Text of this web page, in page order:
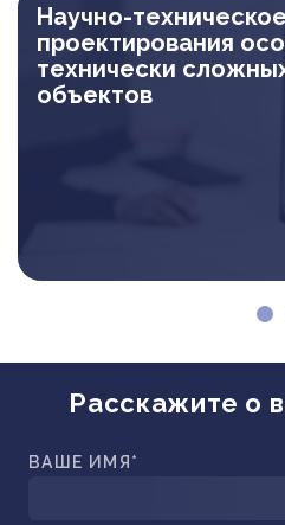
Научно-
проектирования
технически
объектов
Расскажите о
ВАШЕ ИМЯ*